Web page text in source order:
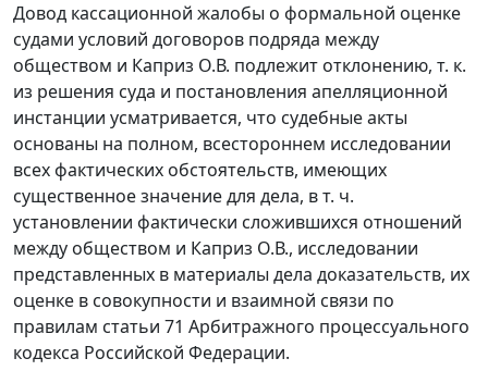
Довод кассационной жалобы о формальной оценке
судами условий договоров подряда между
обществом и Каприз О.В. подлежит отклонению, т. к.
из решения суда и постановления апелляционной
инстанции усматривается, что судебные акты
основаны на полном, всестороннем исследовании
всех фактических обстоятельств, имеющих
существенное значение для дела, в т. ч.
установлении фактически сложившихся отношений
между обществом и Каприз О.В., исследовании
представленных в материалы дела доказательств, их
оценке в совокупности и взаимной связи по
правилам статьи 71 Арбитражного процессуального
кодекса Российской Федерации.